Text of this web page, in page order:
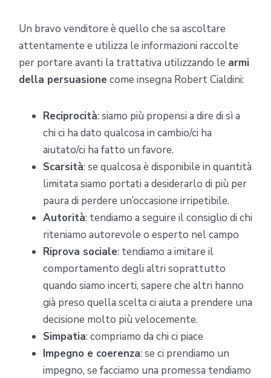
Un bravo venditore è quello che sa ascoltare
attentamente e utilizza le informazioni raccolte
per portare avanti la trattativa utilizzando le armi
della persuasionecome insegna Robert Cialdini:
Reciprocità: siamo più propensi a dire di sì a
chi ci ha dato qualcosa in cambio/ci ha
aiutato/ci ha fatto un favore.
Scarsità: se qualcosa è disponibile in quantità
limitata siamo portati a desiderarlo di più per
paura di perdere un’occasione irripetibile.
Autorità: tendiamo a seguire il consiglio di chi
riteniamo autorevole o esperto nel campo
Riprova sociale: tendiamo a imitare il
comportamento degli altri soprattutto
quando siamo incerti, sapere che altri hanno
già preso quella scelta ci aiuta a prendere una
decisione molto più velocemente.
Simpatia: compriamo da chi ci piace
Impegno e coerenza: se ci prendiamo un
impegno, se facciamo una promessa tendiamo